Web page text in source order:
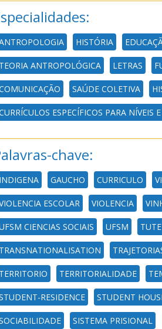
HISTÓRIA
TEORIA ANTROPOLÓGICA LETRAS
SAÚDE COLETIVA
ESPECÍFICOS PARA NÍVEIS
chave:
INDIGENA GAUCHO CURRICULO
ESCOLAR VIOLENCIA
CIENCIAS SOCIAIS UFSM
TRANSNATIONALISATION
TERRITORIO TERRITORIALIDADE
RESIDENCE STUDENT
SISTEMA PRISIONAL